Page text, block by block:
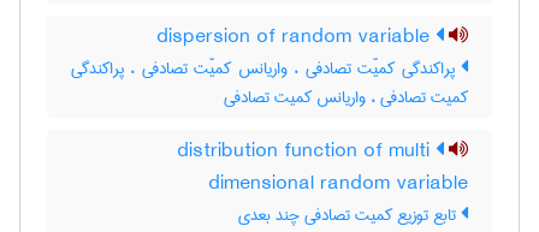
پراکندگی کمیّت تصادفی ، واریانس کمیّت تصادفی ، پراکندگی
کمیت تصادفی ، واریانس کمیت تصادفی
distribution function of multi
dimensional random variable
تابع توزیع کمیت تصادفی چند بعدی